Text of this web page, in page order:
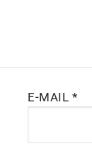
E-MAIL *